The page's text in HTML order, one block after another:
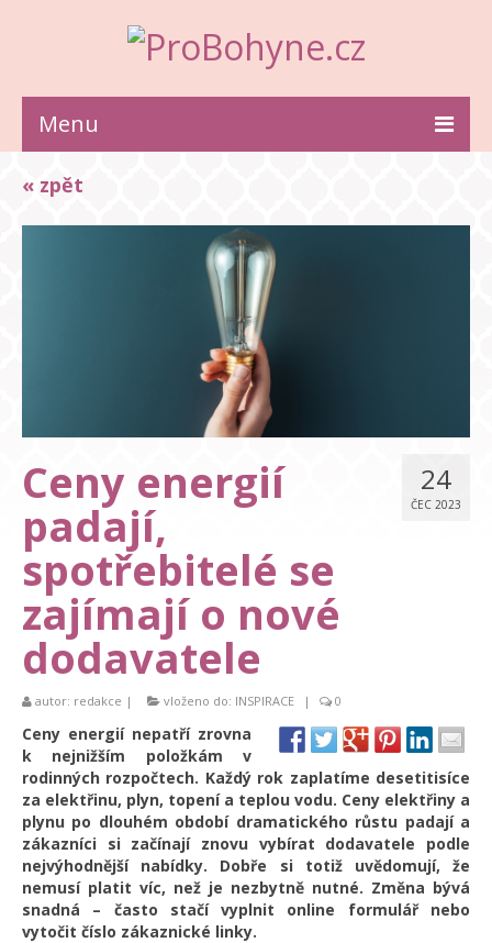
Menu
KRÁSA
STYL
INSPIRACE
VZTAHY
« zpět
24
ČEC 2023
Ceny energií
padají,
spotřebitelé se
zajímají o nové
dodavatele
autor: redakce | vloženo do: INSPIRACE | 0
Ceny energií nepatří zrovna
k nejnižším položkám v
rodinných rozpočtech. Každý rok zaplatíme desetitisíce
za elektřinu, plyn, topení a teplou vodu. Ceny elektřiny a
plynu po dlouhém období dramatického růstu padají a
zákazníci si začínají znovu vybírat dodavatele podle
nejvýhodnější nabídky. Dobře si totiž uvědomují, že
nemusí platit víc, než je nezbytně nutné. Změna bývá
snadná – často stačí vyplnit online formulář nebo
vytočit číslo zákaznické linky.